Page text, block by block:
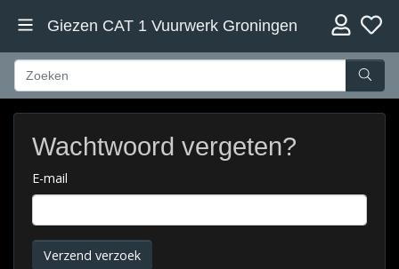
Giezen CAT 1 Vuurwerk Groningen
Wachtwoord vergeten?
E-mail
Verzend verzoek